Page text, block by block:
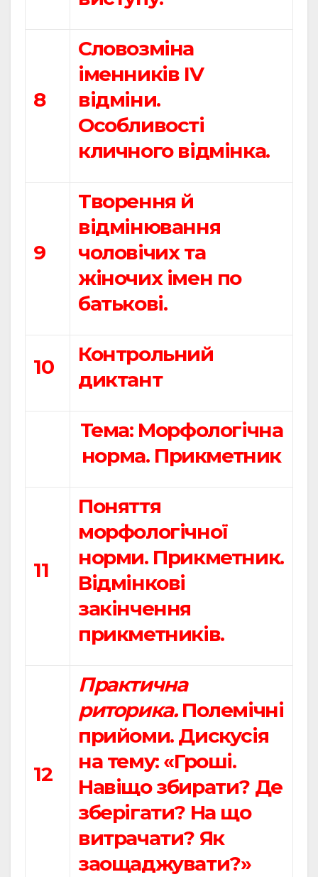
8
Словозміна
іменників ІV
відміни.
Особливості
кличного відмінка.
9
Творення й
відмінювання
чоловічих та
жіночих імен по
батькові.
10
Контрольний
диктант
Тема: Морфологічна
норма. Прикметник
11
Поняття
морфологічної
норми. Прикметник.
Відмінкові
закінчення
прикметників.
12
Практична
риторика.Полемічні
прийоми. Дискусія
на тему: «Гроші.
Навіщо збирати? Де
зберігати? На що
витрачати? Як
заощаджувати?»